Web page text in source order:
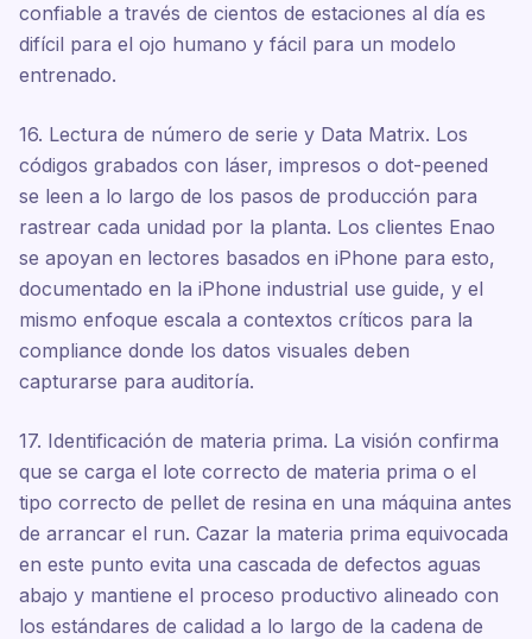
confiable a través de cientos de estaciones al día es
difícil para el ojo humano y fácil para un modelo
entrenado.
16. Lectura de número de serie y Data Matrix. Los
códigos grabados con láser, impresos o dot-peened
se leen a lo largo de los pasos de producción para
rastrear cada unidad por la planta. Los clientes Enao
se apoyan en lectores basados en iPhone para esto,
documentado en la iPhone industrial use guide, y el
mismo enfoque escala a contextos críticos para la
compliance donde los datos visuales deben
capturarse para auditoría.
17. Identificación de materia prima. La visión confirma
que se carga el lote correcto de materia prima o el
tipo correcto de pellet de resina en una máquina antes
de arrancar el run. Cazar la materia prima equivocada
en este punto evita una cascada de defectos aguas
abajo y mantiene el proceso productivo alineado con
los estándares de calidad a lo largo de la cadena de